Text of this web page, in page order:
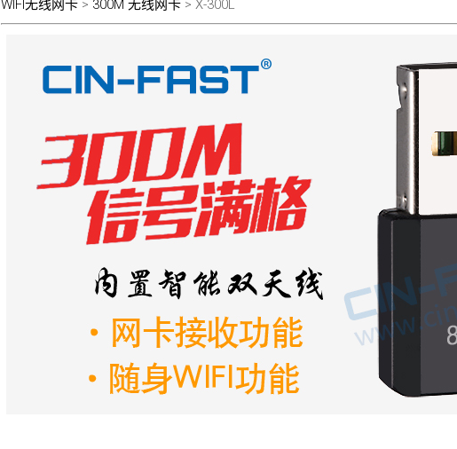
WIFI无线网卡 > 300M 无线网卡 > X-300L